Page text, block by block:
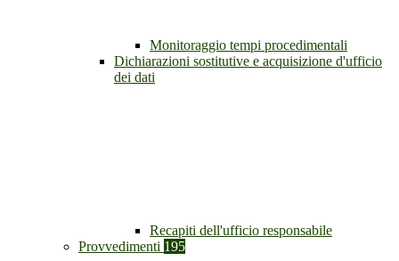
Monitoraggio tempi procedimentali
Dichiarazioni sostitutive e acquisizione d'ufficio
dei dati
Recapiti dell'ufficio responsabile
Provvedimenti 195